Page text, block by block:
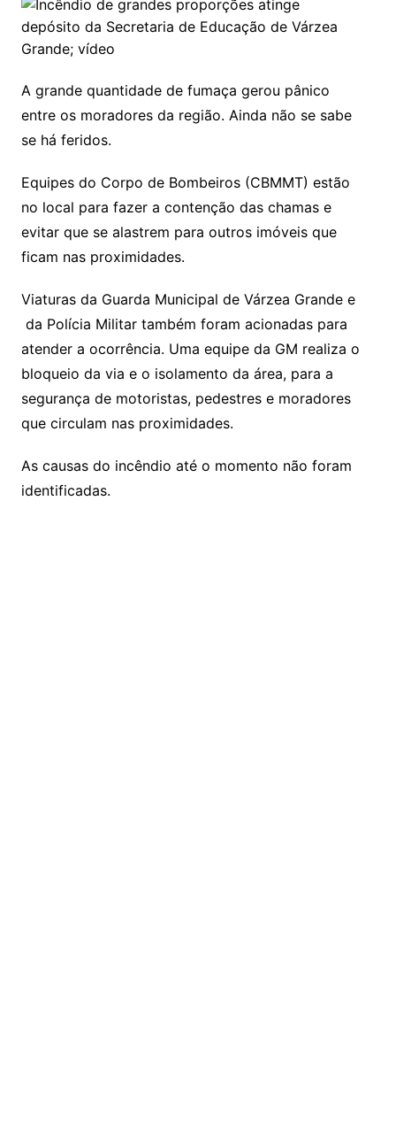
A grande quantidade de fumaça gerou pânico
entre os moradores da região. Ainda não se sabe
se há feridos.
Equipes do Corpo de Bombeiros (CBMMT) estão
no local para fazer a contenção das chamas e
evitar que se alastrem para outros imóveis que
ficam nas proximidades.
Viaturas da Guarda Municipal de Várzea Grande e
da Polícia Militar também foram acionadas para
atender a ocorrência. Uma equipe da GM realiza o
bloqueio da via e o isolamento da área, para a
segurança de motoristas, pedestres e moradores
que circulam nas proximidades.
As causas do incêndio até o momento não foram
identificadas.